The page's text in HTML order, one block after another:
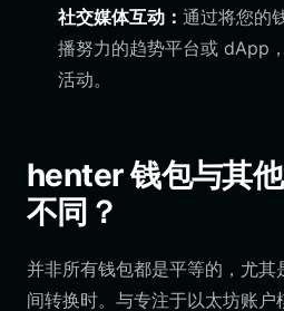
社交媒体互动： 通过将您的
播努力的趋势平台或 dApp
活动。
henter 钱包与其
不同？
并非所有钱包都是平等的，尤其
间转换时。与专注于以太坊账